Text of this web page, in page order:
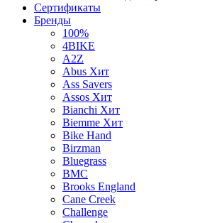
Сертификаты
Бренды
100%
4BIKE
A2Z
Abus Хит
Ass Savers
Assos Хит
Bianchi Хит
Biemme Хит
Bike Hand
Birzman
Bluegrass
BMC
Brooks England
Cane Creek
Challenge